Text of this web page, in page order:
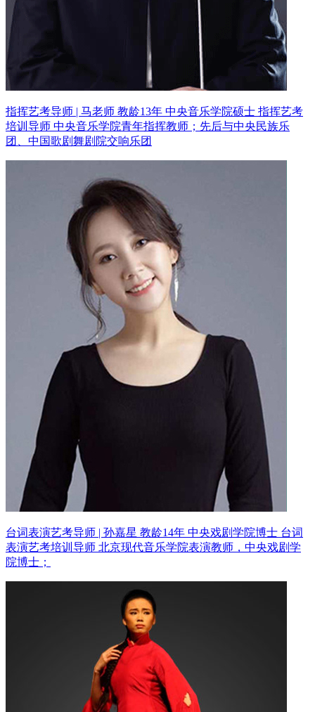
指挥艺考导师 | 马老师 教龄13年 中央音乐学院硕士 指挥艺考
培训导师 中央音乐学院青年指挥教师；先后与中央民族乐
团、中国歌剧舞剧院交响乐团
台词表演艺考导师 | 孙嘉星 教龄14年 中央戏剧学院博士 台词
表演艺考培训导师 北京现代音乐学院表演教师，中央戏剧学
院博士；